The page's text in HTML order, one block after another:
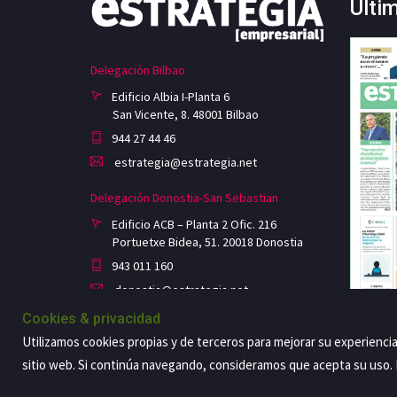
Delegación Bilbao
Edificio Albia I-Planta 6
San Vicente, 8. 48001 Bilbao
944 27 44 46
estrategia@estrategia.net
Delegación Donostia-San Sebastian
Edificio ACB – Planta 2 Ofic. 216
Portuetxe Bidea, 51. 20018 Donostia
943 011 160
donostia@estrategia.net
Cookies & privacidad
Utilizamos cookies propias y de terceros para mejorar su
sitio web. Si continúa navegando, consideramos que acepta su